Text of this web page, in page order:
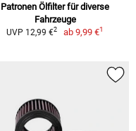
Patronen Ölfilter für diverse
Fahrzeuge
UVP 12,99 €2 ab9,99 €1